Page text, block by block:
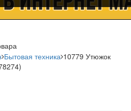
Бытовая техника 10779 Утюжок